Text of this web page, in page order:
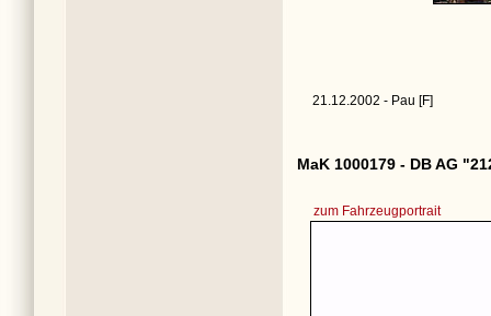
21.12.2002 - Pau [F]
MaK 1000179 - DB AG
zum Fahrzeugportrait